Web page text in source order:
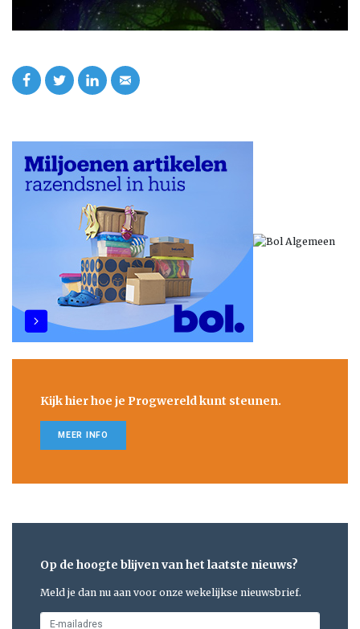
Kijk hier hoe je Progwereld kunt steunen.
MEER INFO
Op de hoogte blijven van het laatste nieuws?
Meld je dan nu aan voor onze wekelijkse nieuwsbrief.